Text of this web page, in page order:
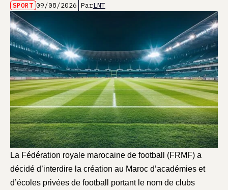
SPORT 09/08/2026 ParLNT
La Fédération royale marocaine de football (FRMF) a
décidé d’interdire la création au Maroc d’académies et
d’écoles privées de football portant le nom de clubs